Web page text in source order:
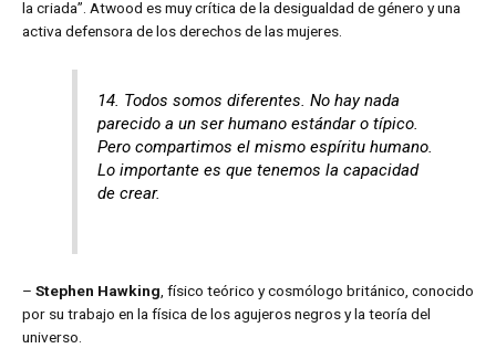
la criada”. Atwood es muy crítica de la desigualdad de género y una
activa defensora de los derechos de las mujeres.
14. Todos somos diferentes. No hay nada
parecido a un ser humano estándar o típico.
Pero compartimos el mismo espíritu humano.
Lo importante es que tenemos la capacidad
de crear.
– Stephen Hawking , físico teórico y cosmólogo británico, conocido
por su trabajo en la física de los agujeros negros y la teoría del
universo.